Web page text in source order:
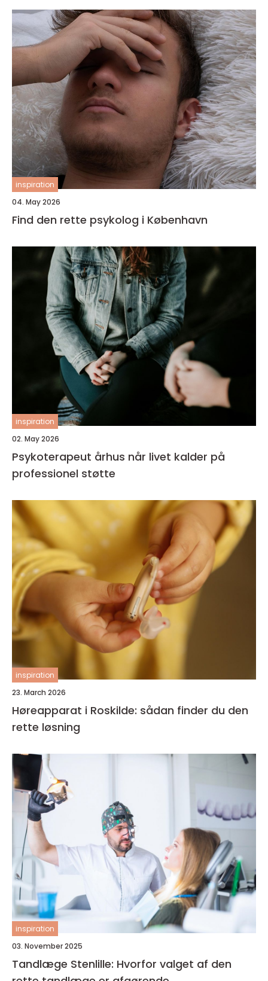
inspiration
04. May 2026
Find den rette psykolog i København
inspiration
02. May 2026
Psykoterapeut århus når livet kalder på
professionel støtte
inspiration
23. March 2026
Høreapparat i Roskilde: sådan finder du den
rette løsning
inspiration
03. November 2025
Tandlæge Stenlille: Hvorfor valget af den